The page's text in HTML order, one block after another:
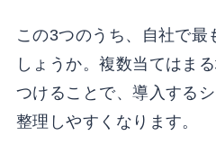
この3つのうち、自社で最
しょうか。複数当てはま
つけることで、導入する
整理しやすくなります。